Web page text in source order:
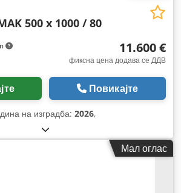
500 x 1000 / 80
11.600 €
фиксна цена додава се ДДВ
Повикајте
на изградба: 2026,
Мал оглас